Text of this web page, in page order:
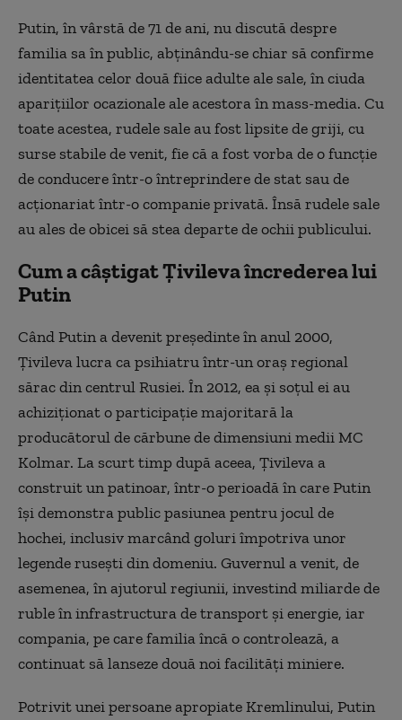
Putin, în vârstă de 71 de ani, nu discută despre
familia sa în public, abţinându-se chiar să confirme
identitatea celor două fiice adulte ale sale, în ciuda
apariţiilor ocazionale ale acestora în mass-media. Cu
toate acestea, rudele sale au fost lipsite de griji, cu
surse stabile de venit, fie că a fost vorba de o funcţie
de conducere într-o întreprindere de stat sau de
acţionariat într-o companie privată. Însă rudele sale
au ales de obicei să stea departe de ochii publicului.
Cum a câștigat Țivileva încrederea lui
Putin
Când Putin a devenit preşedinte în anul 2000,
Ţivileva lucra ca psihiatru într-un oraş regional
sărac din centrul Rusiei. În 2012, ea şi soţul ei au
achiziţionat o participaţie majoritară la
producătorul de cărbune de dimensiuni medii MC
Kolmar. La scurt timp după aceea, Ţivileva a
construit un patinoar, într-o perioadă în care Putin
îşi demonstra public pasiunea pentru jocul de
hochei, inclusiv marcând goluri împotriva unor
legende ruseşti din domeniu. Guvernul a venit, de
asemenea, în ajutorul regiunii, investind miliarde de
ruble în infrastructura de transport şi energie, iar
compania, pe care familia încă o controlează, a
continuat să lanseze două noi facilităţi miniere.
Potrivit unei persoane apropiate Kremlinului, Putin